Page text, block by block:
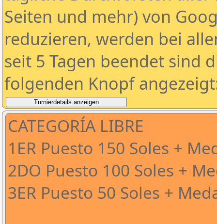
Seiten und mehr) von
reduzieren, werden bei
seit 5 Tagen beendet sind
folgenden Knopf
CATEGORÍA LIBRE
1ER Puesto 150 Soles +
2DO Puesto 100 Soles +
3ER Puesto 50 Soles +